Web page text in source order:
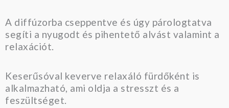
A diffúzorba cseppentve és úgy párologtatva
segíti a nyugodt és pihentető alvást valamint a
relaxációt.
Keserűsóval keverve relaxáló fürdőként is
alkalmazható, ami oldja a stresszt és a
feszültséget.